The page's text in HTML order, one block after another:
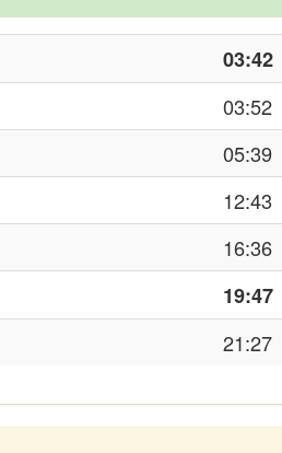
03:42
03:52
05:39
12:43
16:36
19:47
21:27